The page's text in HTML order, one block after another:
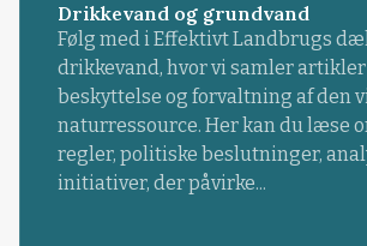
Drikkevand og grundvand
Følg med i Effektivt Landbrugs
drikkevand, hvor vi samler
beskyttelse og forvaltning af den
naturressource. Her kan du læse
regler, politiske beslutninger,
initiativer, der påvirke...